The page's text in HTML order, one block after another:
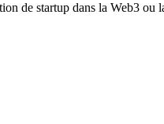
de startup dans la Web3 ou